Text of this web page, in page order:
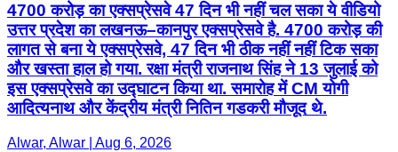
4700 करोड़ का एक्सप्रेसवे 47 दिन भी नहीं चल सका ये वीडियो
उत्तर प्रदेश का लखनऊ–कानपुर एक्सप्रेसवे है. 4700 करोड़ की
लागत से बना ये एक्सप्रेसवे, 47 दिन भी ठीक नहीं नहीं टिक सका
और खस्ता हाल हो गया. रक्षा मंत्री राजनाथ सिंह ने 13 जुलाई को
इस एक्सप्रेसवे का उद्घाटन किया था. समारोह में CM योगी
आदित्यनाथ और केंद्रीय मंत्री नितिन गडकरी मौजूद थे.
Alwar, Alwar | Aug 6, 2026